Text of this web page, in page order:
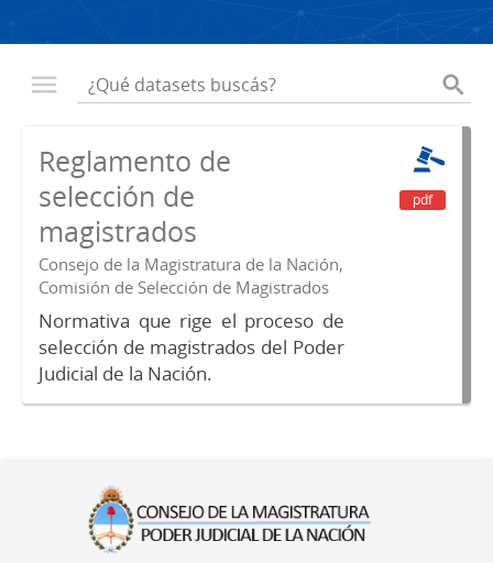
Reglamento de
selección de
magistrados
Consejo de la Magistratura de la Nación,
Comisión de Selección de Magistrados
Normativa que rige el proceso de
selección de magistrados del Poder
Judicial de la Nación.
pdf